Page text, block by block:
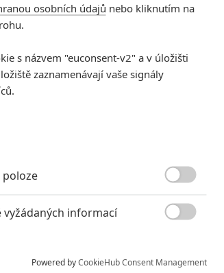
Marvel nečekaně
433
Děti krve a kostí:
akční fantasy
ČLÁNEK |
Spider-Man:
máme čekat
Velké preview:
maximálně nabitým
osobních údajů nebo kliknutím na
s názvem "euconsent-v2" a v úložišti
zaznamenávají vaše signály
poloze
informací

Powered byCookieHub Consent Management